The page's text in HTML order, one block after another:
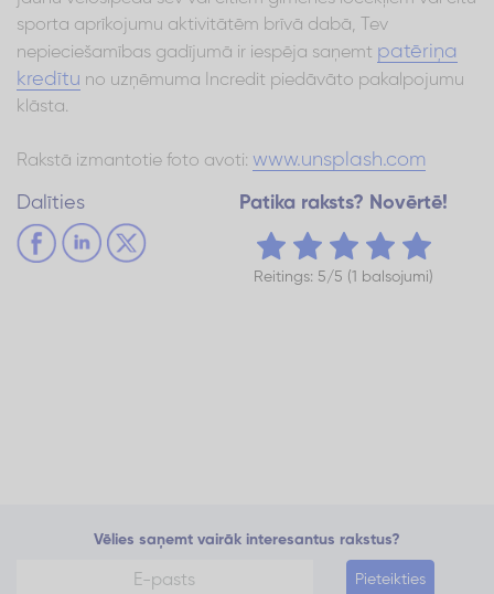
sporta aprīkojumu aktivitātēm brīvā dabā, Tev
nepieciešamības gadījumā ir iespēja saņemt patēriņa
kredītu no uzņēmuma Incredit piedāvāto pakalpojumu
klāsta.
Rakstā izmantotie foto avoti: www.unsplash.com
Dalīties Patika raksts? Novērtē!
Reitings: 5/5 (1 balsojumi)
Vēlies saņemt vairāk interesantus rakstus?
Pieteikties